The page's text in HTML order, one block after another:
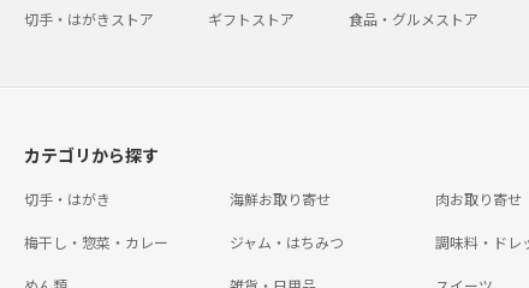
切手・はがきストア ギフトストア 食品・グルメストア
カテゴリから探す
切手・はがき 海鮮お取り寄せ 肉お取り寄せ
梅干し・惣菜・カレー ジャム・はちみつ 調味料・ドレ